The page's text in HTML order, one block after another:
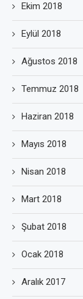
Ekim 2018
Eylül 2018
Ağustos 2018
Temmuz 2018
Haziran 2018
Mayıs 2018
Nisan 2018
Mart 2018
Şubat 2018
Ocak 2018
Aralık 2017